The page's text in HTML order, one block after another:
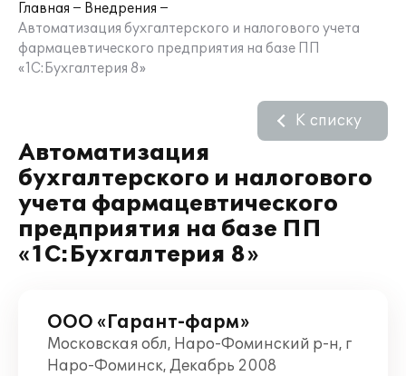
Главная
Внедрения
Автоматизация бухгалтерского и налогового учета
фармацевтического предприятия на базе ПП
«1С:Бухгалтерия 8»
Автоматизация
бухгалтерского и налогового
учета фармацевтического
предприятия на базе ПП
«1С:Бухгалтерия 8»
К списку
ООО «Гарант-фарм»
Московская обл, Наро-Фоминский р-н, г
Наро-Фоминск, Декабрь 2008